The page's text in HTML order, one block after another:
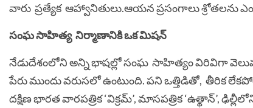
వారు ప్రత్యేక ఆహ్వానితులు.ఆయన ప్రసంగాలు శ్రోతలను
సంఘ సాహిత్య నిర్మాణానికి ఒక మిషన్
నేడుదేశంలోని అన్ని భాషల్లో సంఘ సాహిత్యం విరివిగా
పేరు ముందు వరుసలో ఉంటుంది. పని ఒత్తిడితో,
దక్షిణ భారత వారపత్రిక ‘విక్రమ్’, మాసపత్రిక ‘ఉత్థాన్’,